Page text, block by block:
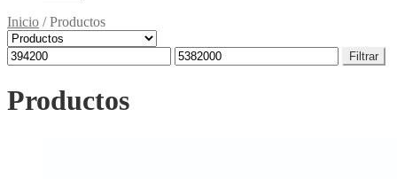
Inicio /Productos
Precio
mínimo
Precio
máximo
Filtrar
Productos